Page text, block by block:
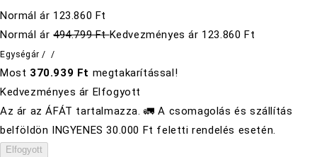
Normál ár 123.860 Ft
Normál ár 494.799 FtKedvezményes ár 123.860 Ft
Egységár / /
Most 370.939 Ft megtakarítással!
Kedvezményes ár Elfogyott
Az ár az ÁFÁT tartalmazza. 🚛 A csomagolás és szállítás
belföldön INGYENES 30.000 Ft feletti rendelés esetén.
Elfogyott